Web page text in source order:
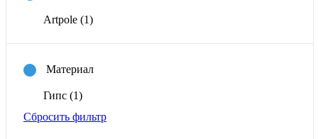
Artpole (1)
Материал
Гипс (1)
Сбросить фильтр